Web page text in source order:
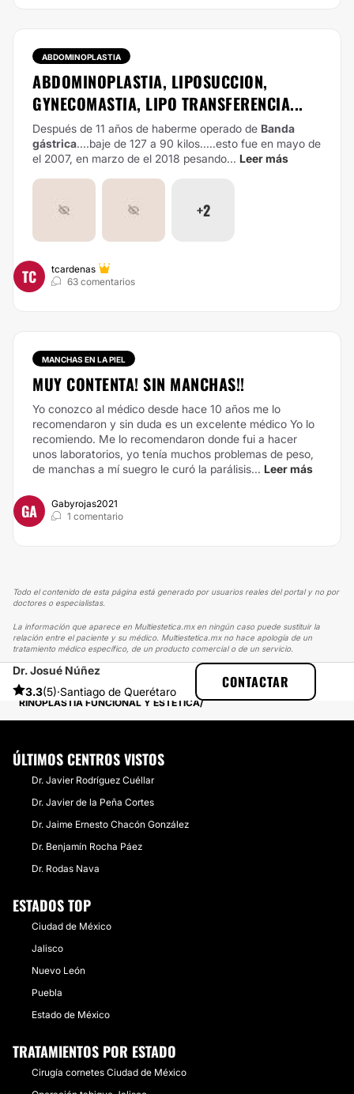
ABDOMINOPLASTIA
ABDOMINOPLASTIA, LIPOSUCCION,
GYNECOMASTIA, LIPO TRANSFERENCIA...
Después de 11 años de haberme operado de Banda
gástrica....baje de 127 a 90 kilos.....esto fue en mayo de
el 2007, en marzo de el 2018 pesando... Leer más
+2
TC
tcardenas
63 comentarios
MANCHAS EN LA PIEL
MUY CONTENTA! SIN MANCHAS!!
Yo conozco al médico desde hace 10 años me lo
recomendaron y sin duda es un excelente médico Yo lo
recomiendo. Me lo recomendaron donde fui a hacer
unos laboratorios, yo tenía muchos problemas de peso,
de manchas a mí suegro le curó la parálisis... Leer más
GA
Gabyrojas2021
1 comentario
Todo el contenido de esta página está generado por usuarios reales del portal y no por
doctores o especialistas.
La información que aparece en Multiestetica.mx en ningún caso puede sustituir la
relación entre el paciente y su médico. Multiestetica.mx no hace apología de un
tratamiento médico específico, de un producto comercial o de un servicio.
Dr. Josué Núñez
3.3(5)·Santiago de Querétaro
CONTACTAR
MULTIESTETICA
EXPERIENCIAS SOBRE RINOPLASTIA
RINOPLASTIA FUNCIONAL Y ESTÉTICA
ÚLTIMOS CENTROS VISTOS
Dr. Javier Rodríguez Cuéllar
Dr. Javier de la Peña Cortes
Dr. Jaime Ernesto Chacón González
Dr. Benjamín Rocha Páez
Dr. Rodas Nava
ESTADOS TOP
Ciudad de México
Jalisco
Nuevo León
Puebla
Estado de México
TRATAMIENTOS POR ESTADO
Cirugía cornetes Ciudad de México